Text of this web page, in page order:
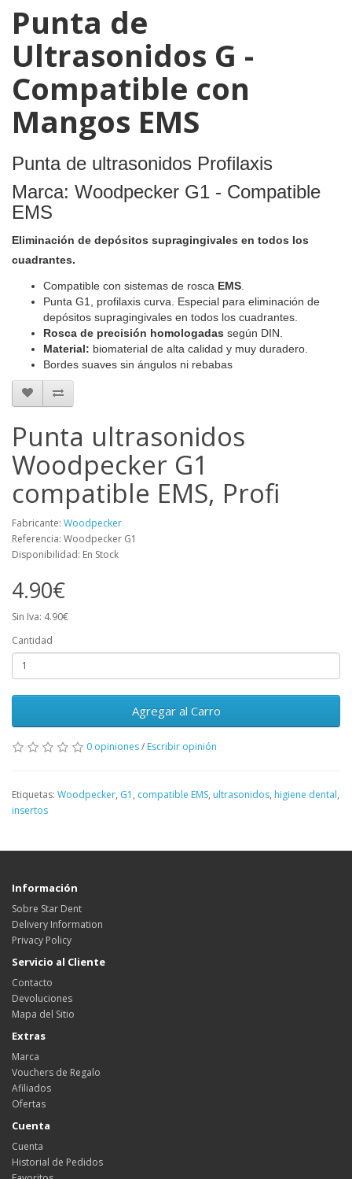
Punta de
Ultrasonidos G -
Compatible con
Mangos EMS
Punta de ultrasonidos Profilaxis
Marca: Woodpecker G1 - Compatible
EMS
Eliminación de depósitos supragingivales en todos los
cuadrantes.
Compatible con sistemas de rosca EMS
Punta G1, profilaxis curva. Especial para eliminación de
depósitos supragingivales en todos los cuadrantes.
Rosca de precisión homologadas según DIN.
Material: biomaterial de alta calidad y muy duradero.
Bordes suaves sin ángulos ni rebabas
Punta ultrasonidos
Woodpecker G1
compatible EMS, Profi
Fabricante: Woodpecker
Referencia: Woodpecker G1
Disponibilidad: En Stock
4.90€
Sin Iva: 4.90€
Cantidad
Agregar al Carro
0 opiniones/ Escribir opinión
Etiquetas: Woodpecker, G1 , compatible EMS, ultrasonidos, higiene dental,
insertos
Información
Sobre Star Dent
Delivery Information
Privacy Policy
Servicio al Cliente
Contacto
Devoluciones
Mapa del Sitio
Extras
Marca
Vouchers de Regalo
Afiliados
Ofertas
Cuenta
Cuenta
Historial de Pedidos